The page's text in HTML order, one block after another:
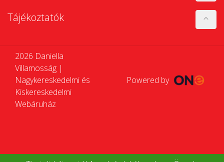
Tájékoztatók
2026 Daniella
Villamosság |
Nagykereskedelmi és
Kiskereskedelmi
Webáruház
Powered by